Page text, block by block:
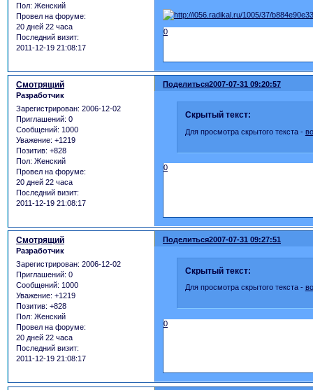
Пол: Женский
Провел на форуме:
20 дней 22 часа
Последний визит:
2011-12-19 21:08:17
0
Поделиться2007-07-31 09:20:57
Смотрящий
Разработчик
Зарегистрирован: 2006-12-02
Приглашений: 0
Сообщений: 1000
Уважение: +1219
Позитив: +828
Пол: Женский
Провел на форуме:
20 дней 22 часа
Последний визит:
2011-12-19 21:08:17
Скрытый текст:
Для просмотра скрытого текста -
0
Поделиться2007-07-31 09:27:51
Смотрящий
Разработчик
Зарегистрирован: 2006-12-02
Приглашений: 0
Сообщений: 1000
Уважение: +1219
Позитив: +828
Пол: Женский
Провел на форуме:
20 дней 22 часа
Последний визит:
2011-12-19 21:08:17
Скрытый текст:
Для просмотра скрытого текста -
0